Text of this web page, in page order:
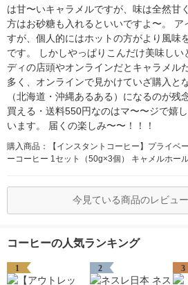
は甘〜いキャラメルですが、味は全然甘
方はお砂糖も入れるといいですよ〜。
すが、個人的にはホットの方がより風味
です。 しかしやっぱりこんだけ美味し
ディの店頭やオンラインだとキャラメル
多く、オンラインで見かけていざ購入と
（北海道・沖縄あるある）になるのが残
買える・送料550円なのはマ〜〜ジで嬉
います。 届くの楽しみ〜〜！！！
購入商品：【インスタントコーヒー】プライベ
ーコーヒー 1セット（50g×3個） キャメルホー
今見ている商品のレビュ
コーヒーの人気ランキング
1 2 3